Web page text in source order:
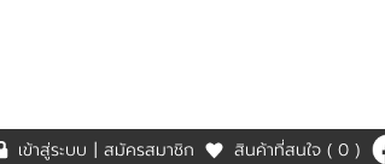
เข้าสู่ระบบ | สมัครสมาชิก สินค้าที่สนใจ ( 0 )